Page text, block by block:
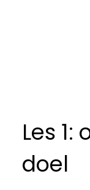
Les
doel